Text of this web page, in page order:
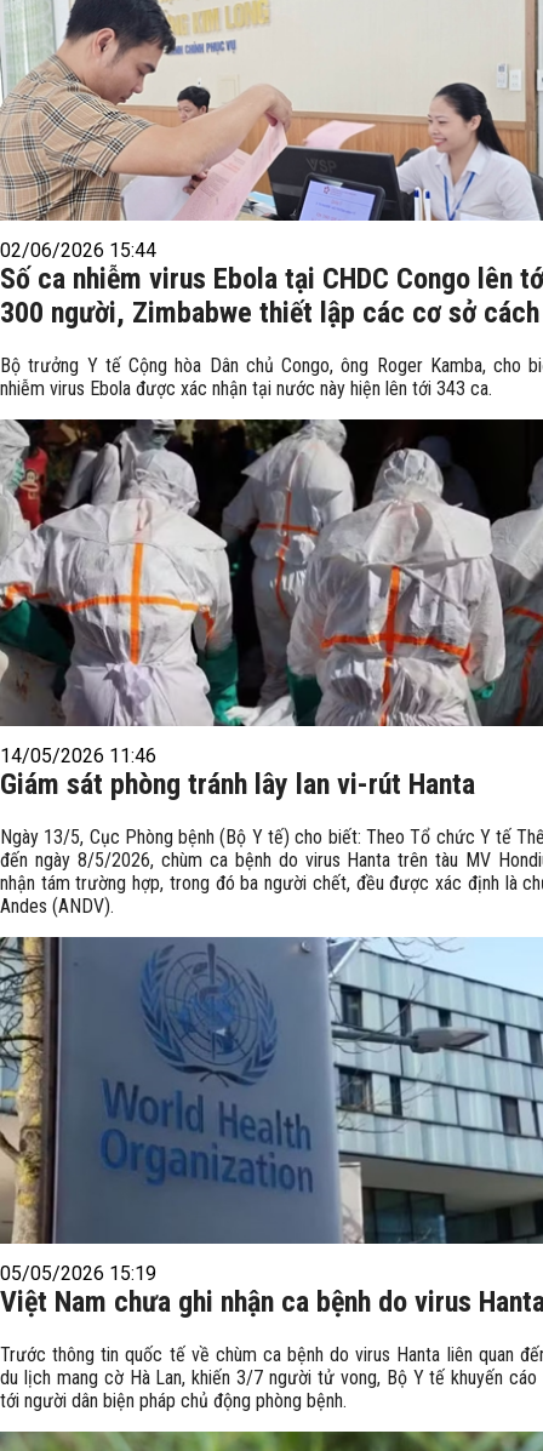
02/06/2026 15:44
Số ca nhiễm virus Ebola tại CHDC Congo lên
300 người, Zimbabwe thiết lập các cơ sở
Bộ trưởng Y tế Cộng hòa Dân chủ Congo, ông Roger Kamba, cho
nhiễm virus Ebola được xác nhận tại nước này hiện lên tới 343 ca.
14/05/2026 11:46
Giám sát phòng tránh lây lan vi-rút Hanta
Ngày 13/5, Cục Phòng bệnh (Bộ Y tế) cho biết: Theo Tổ chức Y tế
đến ngày 8/5/2026, chùm ca bệnh do virus Hanta trên tàu MV
nhận tám trường hợp, trong đó ba người chết, đều được xác định là
Andes (ANDV).
05/05/2026 15:19
Việt Nam chưa ghi nhận ca bệnh do virus
Trước thông tin quốc tế về chùm ca bệnh do virus Hanta liên quan
du lịch mang cờ Hà Lan, khiến 3/7 người tử vong, Bộ Y tế khuyến cáo
tới người dân biện pháp chủ động phòng bệnh.